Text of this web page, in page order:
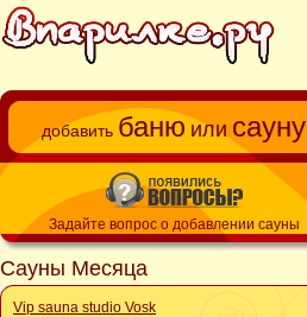
добавить баню или сауну
Задайте вопрос о добавлении сауны
Сауны Месяца
Vip sauna studio Vosk